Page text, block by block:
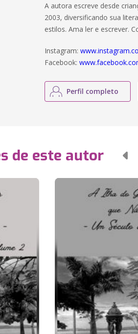
A autora escreve desde
2003, diversificando sua
estilos. Ama ler e escrever.
Instagram:
Facebook:
Perfil completo
de este autor